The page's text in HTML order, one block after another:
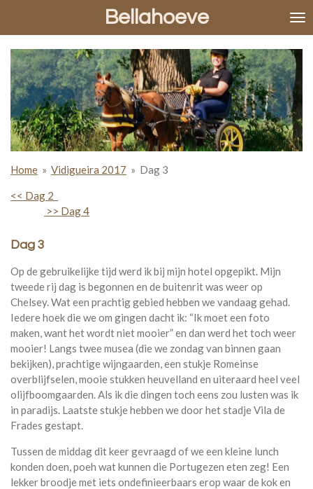
de
hoofdinhoud
Bellahoeve
Home » Vidigueira 2017 » Dag 3
<< Dag 2
>> Dag 4
Dag 3
Op de gebruikelijke tijd werd ik bij mijn hotel opgepikt. Mijn
tweede rij dag is begonnen en de buitenrit was weer op
Chelsey. Wat een prachtig gebied hebben we vandaag gehad.
Iedere hoek die we om gingen dacht ik: “Ik moet een foto
maken, want het wordt niet mooier” en dan werd het toch weer
mooier! Langs twee musea (die we zondag van binnen gaan
bekijken), prachtige wijngaarden, een stukje Romeinse
overblijfselen, mooie stukken heuvelland en uiteraard heel veel
olijfboomgaarden. Als ik die dingen toch eens zou lusten was ik
in paradijs. Laatste stukje hebben we door het stadje Vila de
Frades gestapt.
Tussen de middag dit keer gevraagd of we een kleine lunch
konden doen, poeh wat kunnen die Portugezen eten zeg! Een
lekker broodje met iets ondefinieerbaars erop waar de kok en